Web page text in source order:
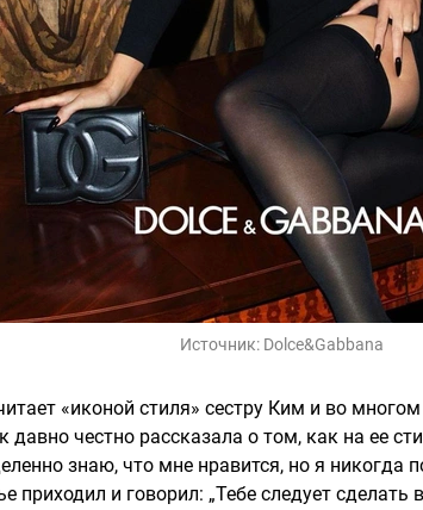
Источник: Dolce&Gabbana
«иконой стиля» сестру Ким и во
давно честно рассказала о том, как на ее
знаю, что мне нравится, но я никогда
приходил и говорил: „Тебе следует сделать